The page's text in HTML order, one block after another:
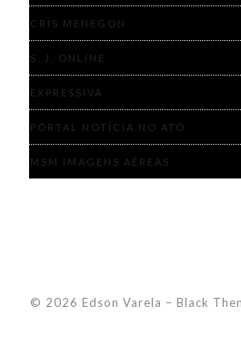
CRIS MENEGON
S. J. ONLINE
EXPRESSIVA
PORTAL NOTÍCIA NO ATO
MSM IMAGENS AÉREAS
© 2026 Edson Varela – Black